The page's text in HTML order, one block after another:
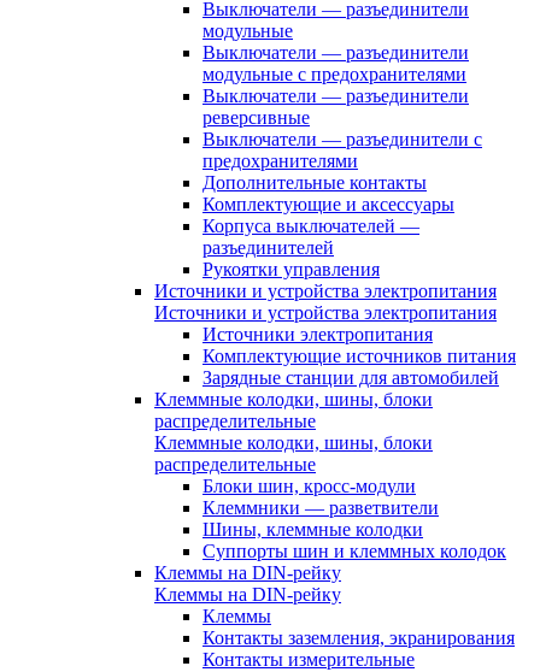
Выключатели — разъединители
модульные
Выключатели — разъединители
модульные с предохранителями
Выключатели — разъединители
реверсивные
Выключатели — разъединители с
предохранителями
Дополнительные контакты
Комплектующие и аксессуары
Корпуса выключателей —
разъединителей
Рукоятки управления
Источники и устройства электропитания
Источники и устройства электропитания
Источники электропитания
Комплектующие источников питания
Зарядные станции для автомобилей
Клеммные колодки, шины, блоки
распределительные
Клеммные колодки, шины, блоки
распределительные
Блоки шин, кросс-модули
Клеммники — разветвители
Шины, клеммные колодки
Суппорты шин и клеммных колодок
Клеммы на DIN-рейку
Клеммы на DIN-рейку
Клеммы
Контакты заземления, экранирования
Контакты измерительные